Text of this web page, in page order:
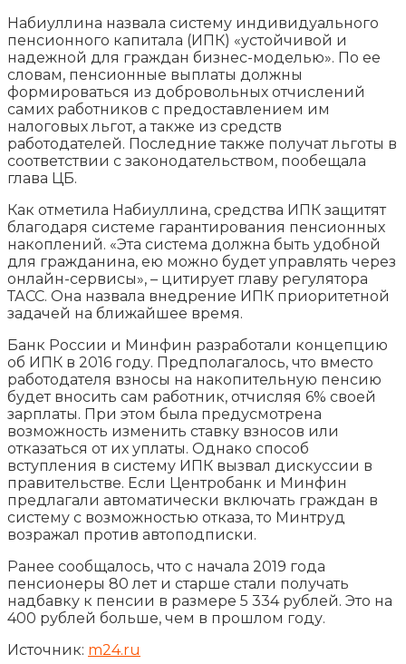
Набиуллина назвала систему индивидуального
пенсионного капитала (ИПК) «устойчивой и
надежной для граждан бизнес-моделью». По ее
словам, пенсионные выплаты должны
формироваться из добровольных отчислений
самих работников с предоставлением им
налоговых льгот, а также из средств
работодателей. Последние также получат льготы в
соответствии с законодательством, пообещала
глава ЦБ.
Как отметила Набиуллина, средства ИПК защитят
благодаря системе гарантирования пенсионных
накоплений. «Эта система должна быть удобной
для гражданина, ею можно будет управлять через
онлайн-сервисы», – цитирует главу регулятора
ТАСС. Она назвала внедрение ИПК приоритетной
задачей на ближайшее время.
Банк России и Минфин разработали концепцию
об ИПК в 2016 году. Предполагалось, что вместо
работодателя взносы на накопительную пенсию
будет вносить сам работник, отчисляя 6% своей
зарплаты. При этом была предусмотрена
возможность изменить ставку взносов или
отказаться от их уплаты. Однако способ
вступления в систему ИПК вызвал дискуссии в
правительстве. Если Центробанк и Минфин
предлагали автоматически включать граждан в
систему с возможностью отказа, то Минтруд
возражал против автоподписки.
Ранее сообщалось, что с начала 2019 года
пенсионеры 80 лет и старше стали получать
надбавку к пенсии в размере 5 334 рублей. Это на
400 рублей больше, чем в прошлом году.
Источник: m24.ru